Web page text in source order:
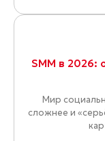
SMM в 2026:
Мир
сложнее и